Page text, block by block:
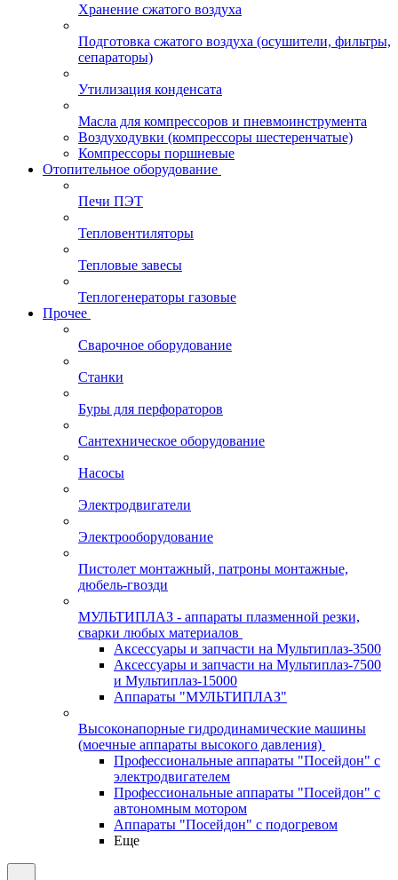
Хранение сжатого воздуха
Подготовка сжатого воздуха (осушители, фильтры,
сепараторы)
Утилизация конденсата
Масла для компрессоров и пневмоинструмента
Воздуходувки (компрессоры шестеренчатые)
Компрессоры поршневые
Отопительное оборудование
Печи ПЭТ
Тепловентиляторы
Тепловые завесы
Теплогенераторы газовые
Прочее
Сварочное оборудование
Станки
Буры для перфораторов
Сантехническое оборудование
Насосы
Электродвигатели
Электрооборудование
Пистолет монтажный, патроны монтажные,
дюбель-гвозди
МУЛЬТИПЛАЗ - аппараты плазменной резки,
сварки любых материалов
Аксессуары и запчасти на Мультиплаз-3500
Аксессуары и запчасти на Мультиплаз-7500
и Мультиплаз-15000
Аппараты "МУЛЬТИПЛАЗ"
Высоконапорные гидродинамические машины
(моечные аппараты высокого давления)
Профессиональные аппараты "Посейдон" с
электродвигателем
Профессиональные аппараты "Посейдон" с
автономным мотором
Аппараты "Посейдон" с подогревом
Еще